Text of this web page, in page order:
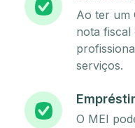
Ao ter um
nota fiscal
serviços.
O MEI